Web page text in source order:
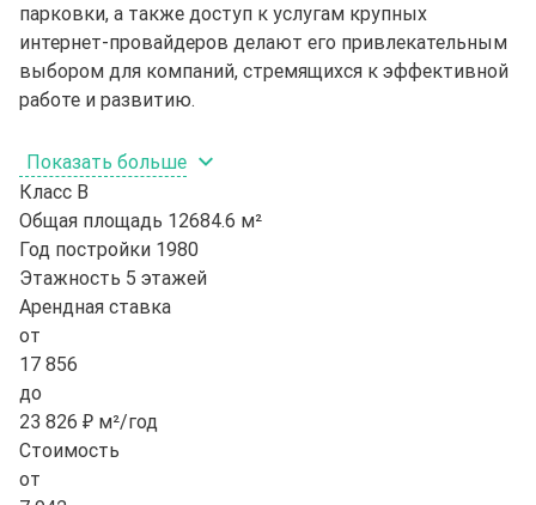
парковки, а также доступ к услугам крупных
интернет-провайдеров делают его привлекательным
выбором для компаний, стремящихся к эффективной
работе и развитию.
Показать больше
Класс B
Общая площадь 12684.6 м²
Год постройки 1980
Этажность 5 этажей
Арендная ставка
от
17 856
до
23 826 ₽ м²/год
Стоимость
от